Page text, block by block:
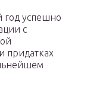
год успешно
с
придатках